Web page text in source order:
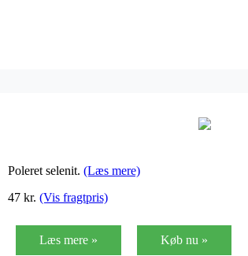
Poleret selenit. (Læs mere)
47 kr. (Vis fragtpris)
Læs mere » Køb nu »